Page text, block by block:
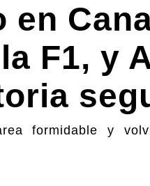
F1, y
formidable y